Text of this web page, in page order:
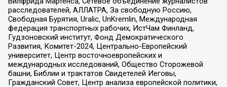
расследователей, АЛЛАТРА, За свободную Россию,
Свободная Бурятия, Uralic, UnKremlin, Международная
федерация транспортных рабочих, ИстЧам Финланд,
Гудзоновский институт, Фонд Демократического
Развития, Комитет-2024, Центрально-Европейский
университет, Центр восточноевропейских и
международных исследований, Общество Сторожевой
башни, Библии и трактатов Свидетелей Иеговы,
Гражданский Совет, Центр анализа европейской политики,